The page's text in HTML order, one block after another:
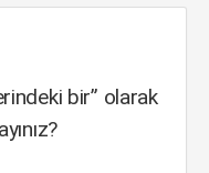
bir” olarak